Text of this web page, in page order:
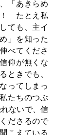
「あきらめ
　たとえ私
ても、主イ
」を知った
べてくださ
仰が無くな
ときでも、
ってしまっ
たちのつぶ
ないで、信
ださるので
こえている